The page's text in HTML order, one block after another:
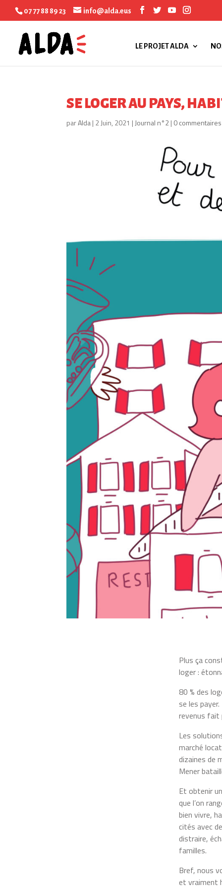
07 77 88 89 23 info@alda.eus
LE PROJET ALDA
SE LOGER AU PAYS,
parAlda| 2 Juin, 2021 | Journal n°2| 0 commentaires
Plus ça
loger :
80 % des
se les
revenus fait
Les
marché
dizaines de
Mener
Et obtenir
que l’on
bien vivre,
cités avec
distraire,
familles.
Bref, nous
et vraiment